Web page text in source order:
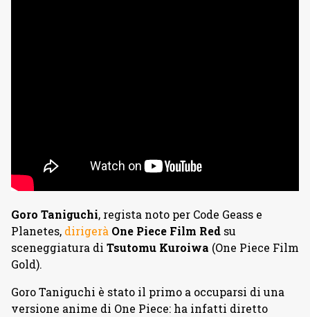
Goro Taniguchi, regista noto per Code Geass e
Planetes, dirigerà One Piece Film Red su
sceneggiatura di Tsutomu Kuroiwa (One Piece Film
Gold).
Goro Taniguchi è stato il primo a occuparsi di una
versione anime di One Piece: ha infatti diretto